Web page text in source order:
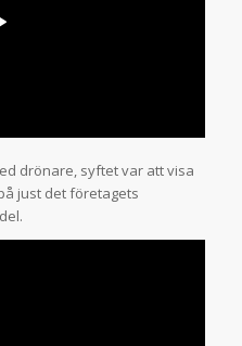
drönare, syftet var att visa
just det företagets